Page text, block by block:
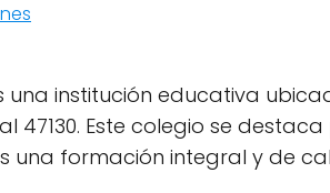
una institución educativa
47130. Este colegio se
una formación integral y de